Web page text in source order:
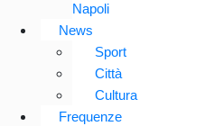
Napoli
News
Sport
Città
Cultura
Frequenze